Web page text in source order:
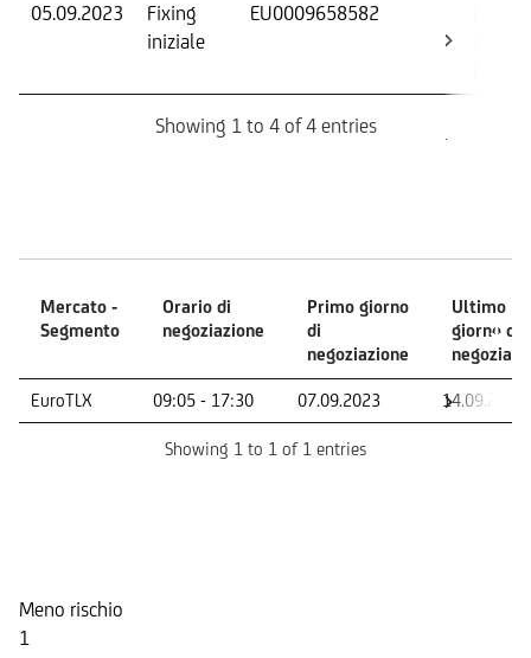
05.09.2023
Fixing
iniziale
EU0009658582
Showing 1 to 4 of 4 entries
Mercato -
Segmento
Orario di
negoziazione
Primo giorno
di
negoziazione
Ultimo
giorno di
Mercato -
Orario di
Primo giorno
negoziazione
Ultimo
EuroTLX 09:05 - 17:30 07.09.2023 14.09.2026
Showing 1 to 1 of 1 entries
Meno rischio
1